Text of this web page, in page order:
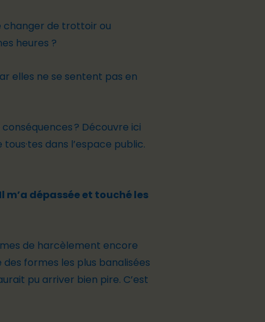
changer de trottoir ou
heures ?
elles ne se sentent pas en
? Découvre ici
dans l’espace public.
m’a dépassée et touché les
de harcèlement encore
des formes les plus banalisées
pu arriver bien pire. C’est